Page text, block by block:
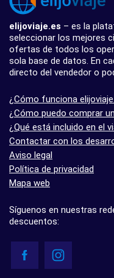
elijoviaje.es – es la
seleccionar los mejores
ofertas de todos los
sola base de datos. En
directo del vendedor o
¿Cómo funciona
¿Cómo puedo comprar
¿Qué está incluido en el
Contactar con los
Aviso legal
Política de privacidad
Mapa web
Síguenos en nuestras
descuentos: